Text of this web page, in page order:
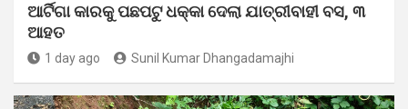
ଆର୍ଟିଗା କାରକୁ ପଛପଟୁ ଧକ୍କା ଦେଲା ଯାତ୍ରୀବାହୀ ବସ, ୩
ଆହତ
1 day ago Sunil Kumar Dhangadamajhi